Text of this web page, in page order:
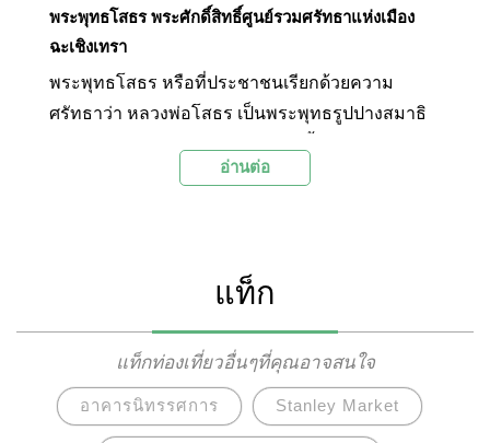
พระพุทธโสธร พระศักดิ์สิทธิ์ศูนย์รวมศรัทธาแห่งเมือง
ฉะเชิงเทรา
พระพุทธโสธร หรือที่ประชาชนเรียกด้วยความ
ศรัทธาว่า หลวงพ่อโสธร เป็นพระพุทธรูปปางสมาธิ
เป็นพระพุทธรูปศักดิ์สิทธิ์คู่บ้านคู่เมืองแปดริ้ว หรือ
อ่านต่อ
แท็ก
แท็กท่องเที่ยวอื่นๆที่คุณอาจสนใจ
อาคารนิทรรศการ Stanley Market